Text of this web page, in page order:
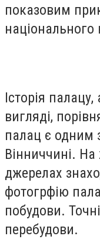
показовим
національного
Історія
вигляді,
палац є одним
Вінниччині.
джерелах
фотогрфію
побудови.
перебудови.